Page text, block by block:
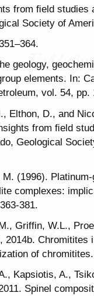
from ﬁeld studies
Society of
geology,
elements. In:
vol. 54, pp.
Elthon, D., and
from ﬁeld
Geological
(1996).
complexes:
381.
Griffin, W.L.,
2014b. Chromitites
of
Kapsiotis, A.,
Spinel